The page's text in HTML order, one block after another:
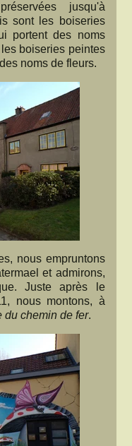
jusqu'à
sont les boiseries
portent des noms
boiseries peintes
noms de fleurs.
nous empruntons
et admirons,
Juste après le
nous montons, à
du chemin de fer.